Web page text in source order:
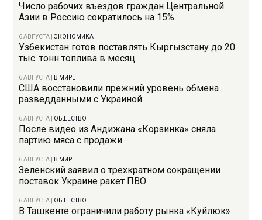
Число рабочих въездов граждан Центральной
Азии в Россию сократилось на 15%
6 АВГУСТА |ЭКОНОМИКА
Узбекистан готов поставлять Кыргызстану до 20
тыс. тонн топлива в месяц
6 АВГУСТА В МИРЕ
США восстановили прежний уровень обмена
разведданными с Украиной
6 АВГУСТА ОБЩЕСТВО
После видео из Андижана «Корзинка» сняла
партию мяса с продажи
6 АВГУСТА В МИРЕ
Зеленский заявил о трехкратном сокращении
поставок Украине ракет ПВО
6 АВГУСТА ОБЩЕСТВО
В Ташкенте ограничили работу рынка «Куйлюк»